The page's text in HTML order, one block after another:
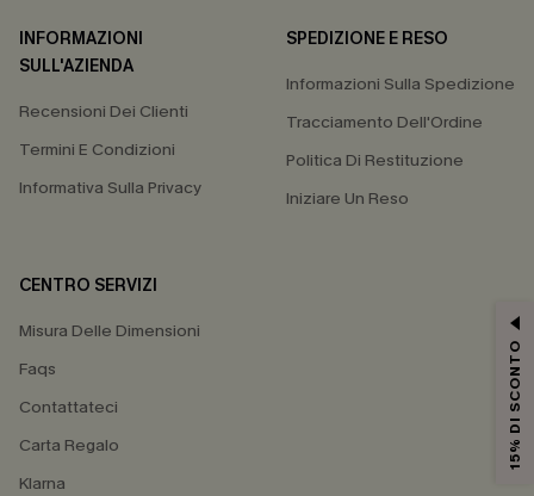
INFORMAZIONI
SULL'AZIENDA
Recensioni Dei Clienti
Termini E Condizioni
Informativa Sulla Privacy
SPEDIZIONE E RESO
Informazioni Sulla Spedizione
Tracciamento Dell'Ordine
Politica Di Restituzione
Iniziare Un Reso
CENTRO SERVIZI
Misura Delle Dimensioni
Faqs
Contattateci
Carta Regalo
Klarna
15% DI SCONTO